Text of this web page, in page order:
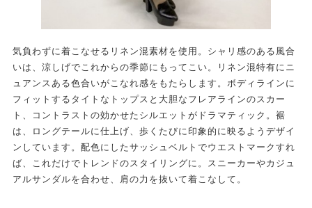
気負わずに着こなせるリネン混素材を使用。シャリ感のある風合
いは、涼しげでこれからの季節にもってこい。リネン混特有にニ
ュアンスある色合いがこなれ感をもたらします。ボディラインに
フィットするタイトなトップスと大胆なフレアラインのスカー
ト、コントラストの効かせたシルエットがドラマティック。裾
は、ロングテールに仕上げ、歩くたびに印象的に映るようデザイ
ンしています。配色にしたサッシュベルトでウエストマークすれ
ば、これだけでトレンドのスタイリングに。スニーカーやカジュ
アルサンダルを合わせ、肩の力を抜いて着こなして。